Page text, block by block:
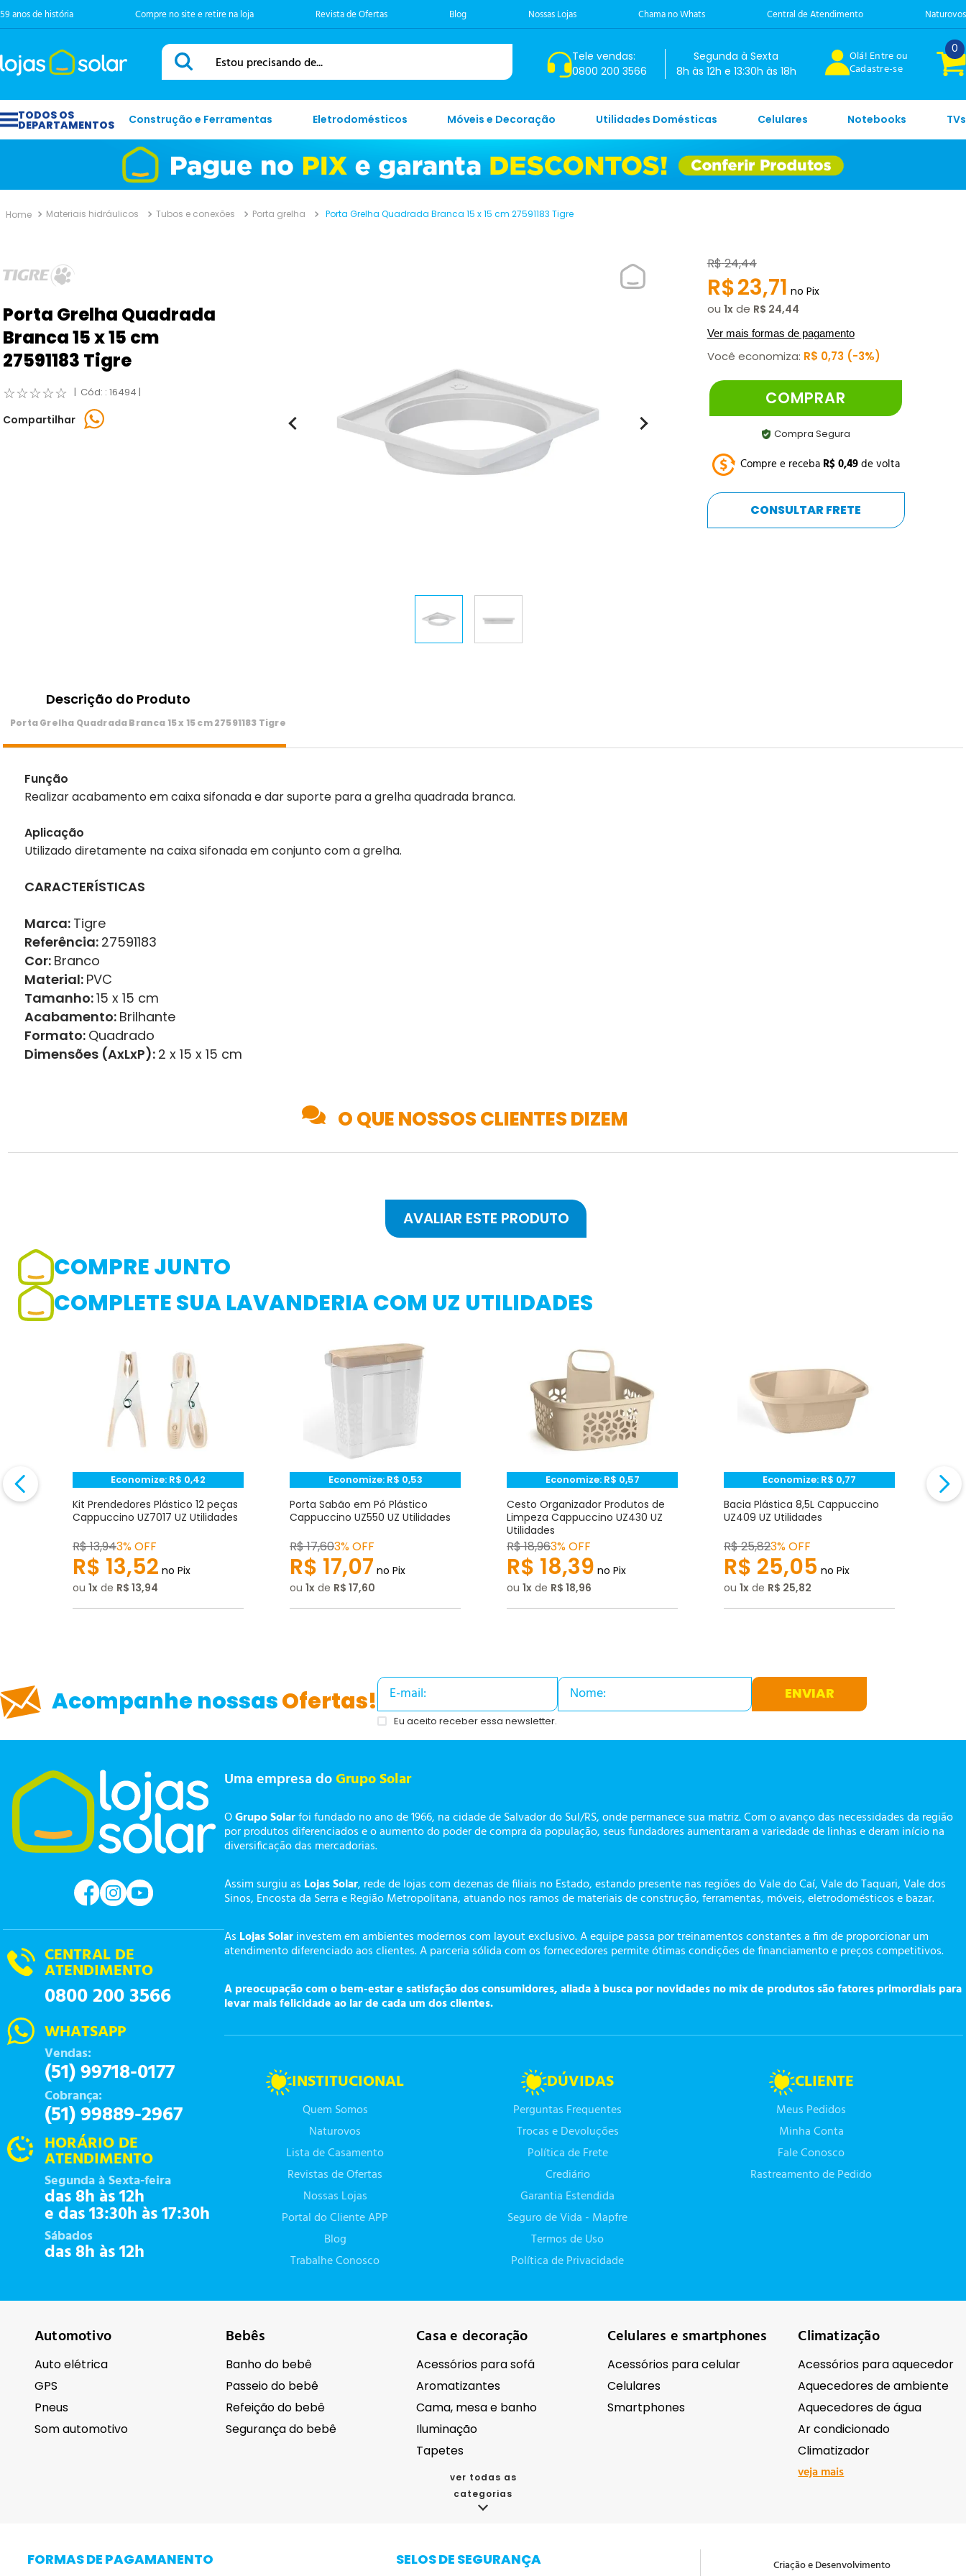
59 anos de história Compre no site e retire na loja Revista de Ofertas Blog Nossas Lojas Chama no Whats Central de Atendimento Naturovos
Estou precisando de...
Tele vendas:
0800 200 3566
Segunda à Sexta
8h às 12h e 13:30h às 18h
Olá! Entre ou
Cadastre-se
0
Construção e Ferramentas Eletrodomésticos Móveis e Decoração Utilidades Domésticas Celulares Notebooks TVs
Materiais hidráulicos Tubos e conexões Porta grelha Porta Grelha Quadrada Branca 15 x 15 cm 27591183 Tigre
Porta Grelha Quadrada
Branca 15 x 15 cm
27591183 Tigre
☆☆☆☆☆ : 16494
Compartilhar
R$24,44
R$23,71 no Pix
ou 1 de R$ 24,44
Ver mais formas de pagamento
Você economiza: R$ 0,73 3%
COMPRAR
Compra Segura
Compre e receba R$0,49de volta
CONSULTAR FRETE
Descrição do Produto
Porta Grelha Quadrada Branca 15 x 15 cm 27591183 Tigre
Função
Realizar acabamento em caixa sifonada e dar suporte para a grelha quadrada branca.
Aplicação
Utilizado diretamente na caixa sifonada em conjunto com a grelha.
CARACTERÍSTICAS
Marca: Tigre
Referência: 27591183
Cor: Branco
Material: PVC
Tamanho:15 x 15 cm
Acabamento: Brilhante
Formato: Quadrado
Dimensões (AxLxP): 2 x 15 x 15 cm
O QUE NOSSOS CLIENTES DIZEM
Adicionar avaliação
Avaliação
Avalie o produto de 1 até 5 estrelas
☆
Endereço de e-mail
Escrever avaliação
COMPRE JUNTO
COMPLETE SUA LAVANDERIA COM UZ UTILIDADES
Economize: R$ 0,42
Kit Prendedores Plástico 12 peças
Cappuccino UZ7017 UZ Utilidades
R$13,943% OFF
R$ 13,52 no Pix
ou 1 de R$ 13,94
Economize: R$ 0,53
Porta Sabão em Pó Plástico
Cappuccino UZ550 UZ Utilidades
R$17,603% OFF
R$ 17,07 no Pix
ou 1 de R$ 17,60
Economize: R$ 0,57
Cesto Organizador Produtos de
Limpeza Cappuccino UZ430 UZ
Utilidades
R$18,963% OFF
R$ 18,39 no Pix
ou 1 de R$ 18,96
Economize: R$ 0,77
Bacia Plástica 8,5L Cappuccino
UZ409 UZ Utilidades
R$25,823% OFF
R$ 25,05 no Pix
ou 1 de R$ 25,82
Acompanhe nossasOfertas! ENVIAR
Eu aceito receber essa newsletter.
CENTRAL DE
ATENDIMENTO
0800 200 3566
WHATSAPP
Vendas:
(51) 99718-0177
Cobrança:
(51) 99889-2967
HORÁRIO DE
ATENDIMENTO
Segunda à Sexta-feira
das 8h às 12h
e das 13:30h às 17:30h
Sábados
das 8h às 12h
Uma empresa doGrupo Solar
OGrupo Solarfoi fundado no ano de 1966, na cidade de Salvador do Sul/RS, onde permanece sua matriz. Com o avanço das necessidades da região
por produtos diferenciados e o aumento do poder de compra da população, seus fundadores aumentaram a variedade de linhas e deram início na
diversificação das mercadorias.
Assim surgiu as Lojas Solar, rede de lojas com dezenas de filiais no Estado, estando presente nas regiões do Vale do Caí, Vale do Taquari, Vale dos
Sinos, Encosta da Serra e Região Metropolitana, atuando nos ramos de materiais de construção, ferramentas, móveis, eletrodomésticos e bazar.
As Lojas Solarinvestem em ambientes modernos com layout exclusivo. A equipe passa por treinamentos constantes a fim de proporcionar um
atendimento diferenciado aos clientes. A parceria sólida com os fornecedores permite ótimas condições de financiamento e preços competitivos.
A preocupação com o bem-estar e satisfação dos consumidores, aliada à busca por novidades no mix de produtos são fatores primordiais para
levar mais felicidade ao lar de cada um dos clientes.
INSTITUCIONAL
Quem Somos
Naturovos
Lista de Casamento
Revistas de Ofertas
Nossas Lojas
Portal do Cliente APP
Blog
Trabalhe Conosco
DÚVIDAS
Perguntas Frequentes
Trocas e Devoluções
Política de Frete
Crediário
Garantia Estendida
Seguro de Vida - Mapfre
Termos de Uso
Política de Privacidade
CLIENTE
Meus Pedidos
Minha Conta
Fale Conosco
Rastreamento de Pedido
Automotivo
Auto elétrica
GPS
Pneus
Som automotivo
Bebês
Banho do bebê
Passeio do bebê
Refeição do bebê
Segurança do bebê
Casa e decoração
Acessórios para sofá
Aromatizantes
Cama, mesa e banho
Iluminação
Tapetes
Celulares e smartphones
Acessórios para celular
Celulares
Smartphones
Climatização
Acessórios para aquecedor
Aquecedores de ambiente
Aquecedores de água
Ar condicionado
Climatizador
veja mais
ver todas as
categorias
FORMAS DE PAGAMANENTO SELOS DE SEGURANÇA Criação e Desenvolvimento